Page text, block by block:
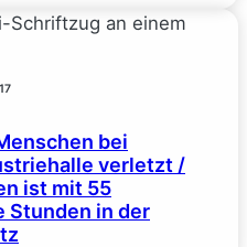
17
bei
verletzt /
ist mit 55
Stunden in der